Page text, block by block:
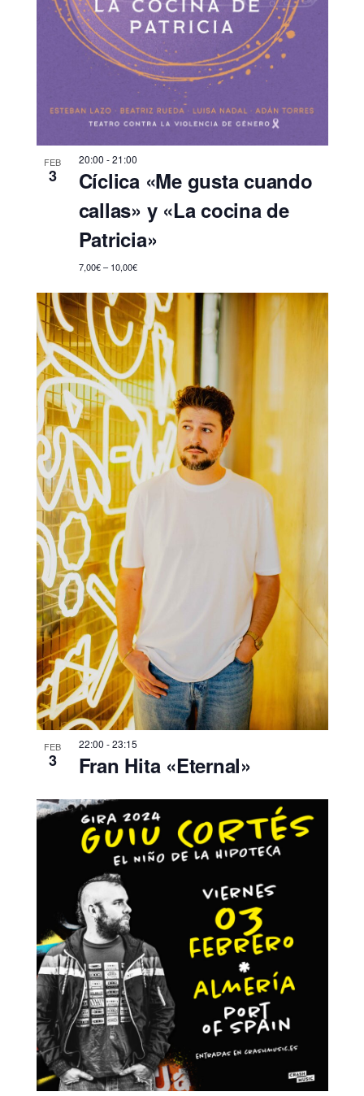
FEB
3
20:00 -21:00
Cíclica «Me gusta cuando
callas» y «La cocina de
Patricia»
7,00€ – 10,00€
FEB
3
22:00 -23:15
Fran Hita «Eternal»